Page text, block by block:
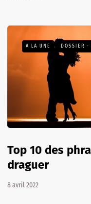
A LA UNE DOSSIER -
Top 10 des
draguer
8 avril 2022